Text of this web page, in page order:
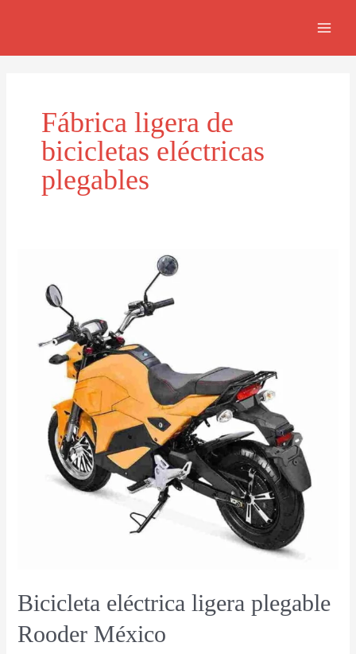
Fábrica ligera de
bicicletas eléctricas
plegables
Bicicleta eléctrica ligera plegable
Rooder México